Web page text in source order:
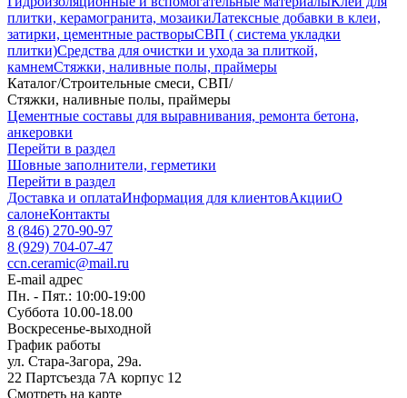
плитки, керамогранита, мозаикиЛатексные добавки в клеи,
затирки, цементные растворыСВП ( система укладки
плитки)Средства для очистки и ухода за плиткой,
камнемСтяжки, наливные полы, праймеры
Каталог/Строительные смеси, СВП/
Стяжки, наливные полы, праймеры
Цементные составы для выравнивания, ремонта бетона,
анкеровки
Перейти в раздел
Шовные заполнители, герметики
Перейти в раздел
Доставка и оплатаИнформация для клиентовАкцииО
салонеКонтакты
8 (846) 270-90-97
8 (929) 704-07-47
ccn.ceramic@mail.ru
E-mail адрес
Пн. - Пят.: 10:00-19:00
Суббота 10.00-18.00
Воскресенье-выходной
График работы
ул. Стара-Загора, 29а.
22 Партсъезда 7А корпус 12
Смотреть на карте